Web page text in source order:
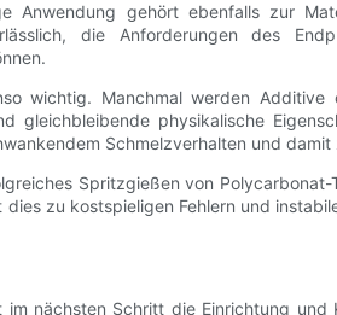
gehört ebenfalls zur
die Anforderungen des
wichtig. Manchmal werden
gleichbleibende physikalische
Schmelzverhalten und damit
Spritzgießen von
zu kostspieligen Fehlern und
nächsten Schritt die Einrichtung